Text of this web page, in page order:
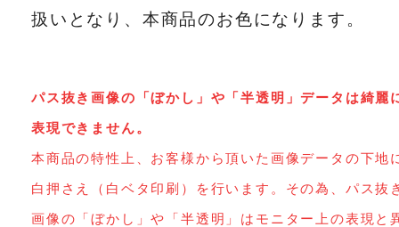
扱いとなり、本商品のお色になります。
パス抜き画像の「ぼかし」や「半透明」データは綺麗
表現できません。
本商品の特性上、お客様から頂いた画像データの下地
白押さえ（白ベタ印刷）を行います。その為、パス抜
画像の「ぼかし」や「半透明」はモニター上の表現と